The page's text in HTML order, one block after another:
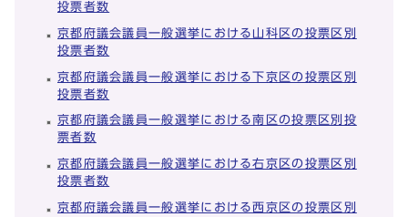
投票者数
京都府議会議員一般選挙における山科区の投票区別
投票者数
京都府議会議員一般選挙における下京区の投票区別
投票者数
京都府議会議員一般選挙における南区の投票区別投
票者数
京都府議会議員一般選挙における右京区の投票区別
投票者数
京都府議会議員一般選挙における西京区の投票区別